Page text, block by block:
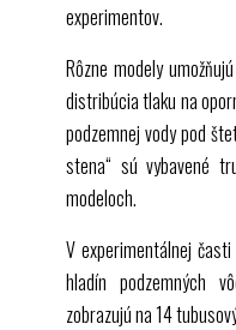
experimentov.
Rôzne modely
distribúcia tlaku na
podzemnej vody pod
stena“ sú vybavené
modeloch.
V experimentálnej
hladín podzemných
zobrazujú na 14